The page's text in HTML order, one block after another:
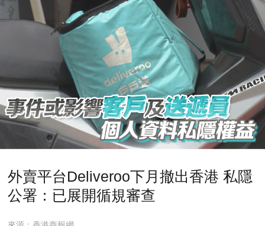
外賣平台Deliveroo下月撤出香港 私隱
公署：已展開循規審查